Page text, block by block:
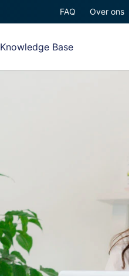
FAQ Over ons
Knowledge Base